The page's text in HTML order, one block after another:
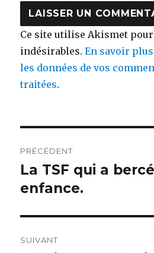
Ce site utilise Akismet
indésirables.En savoir
les données de vos
traitées.
de
l’article
PRÉCÉDENT
Publication
précédente :
La TSF qui a
enfance.
SUIVANT